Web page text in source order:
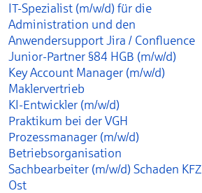
IT-Spezialist (m/w/d) für die
Administration und den
Anwendersupport Jira / Confluence
Junior-Partner §84 HGB (m/w/d)
Key Account Manager (m/w/d)
Maklervertrieb
KI-Entwickler (m/w/d)
Praktikum bei der VGH
Prozessmanager (m/w/d)
Betriebsorganisation
Sachbearbeiter (m/w/d) Schaden KFZ
Ost